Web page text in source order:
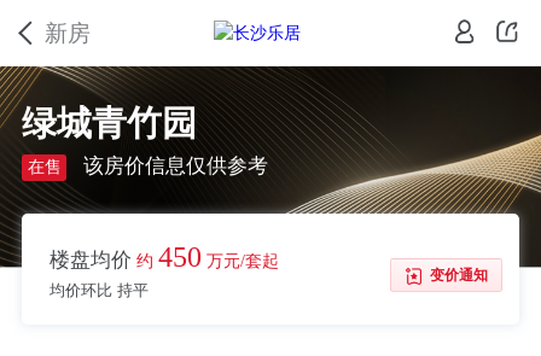
新房
绿城青竹园
在售 该房价信息仅供参考
楼盘均价 约 450 万元/套起
均价环比 持平
变价通知